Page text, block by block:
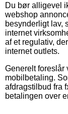
Du bør alligevel
webshop
besynderligt lav,
internet
af et regulativ,
internet outlets.
Generelt foreslår
mobilbetaling.
afdragstilbud fra
betalingen over